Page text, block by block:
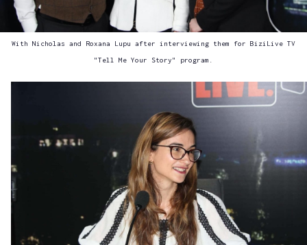
With Nicholas and Roxana Lupu after interviewing them for BiziLive TV
"Tell Me Your Story" program.